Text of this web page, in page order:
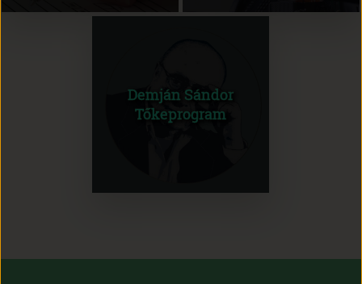
(open
Demján Sándor
Tőkeprogram